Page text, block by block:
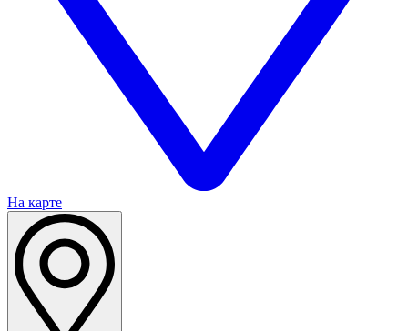
На карте